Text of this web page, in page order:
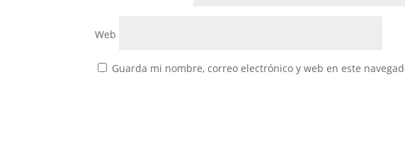
Web
Guarda mi nombre, correo electrónico y web en este